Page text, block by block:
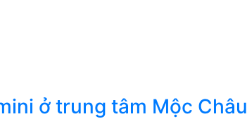
ở trung tâm Mộc Châu